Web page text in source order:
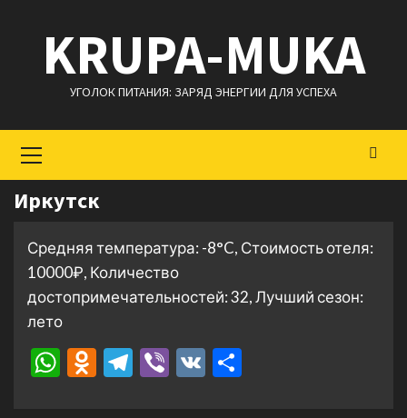
содержимому
KRUPA-MUKA
УГОЛОК ПИТАНИЯ: ЗАРЯД ЭНЕРГИИ ДЛЯ УСПЕХА
меню
Иркутск
Средняя температура: -8°C, Стоимость отеля:
10000₽, Количество
достопримечательностей: 32, Лучший сезон:
лето
WhatsApp
Odnoklassniki
Telegram
Viber
VK